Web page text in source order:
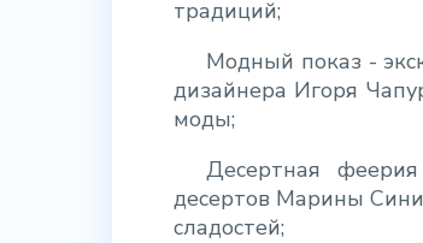
традиций;
Модный показ -
дизайнера Игоря
моды;
Десертная
десертов Марины
сладостей;